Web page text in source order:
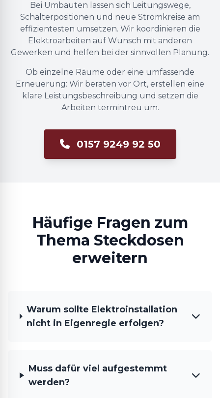
Bei Umbauten lassen sich Leitungswege,
Schalterpositionen und neue Stromkreise am
effizientesten umsetzen. Wir koordinieren die
Elektroarbeiten auf Wunsch mit anderen
Gewerken und helfen bei der sinnvollen Planung.
Ob einzelne Räume oder eine umfassende
Erneuerung: Wir beraten vor Ort, erstellen eine
klare Leistungsbeschreibung und setzen die
Arbeiten termintreu um.
0157 9249 92 50
Häufige Fragen zum
Thema Steckdosen
erweitern
Warum sollte Elektroinstallation
nicht in Eigenregie erfolgen?
Muss dafür viel aufgestemmt
werden?